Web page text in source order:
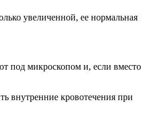
увеличенной, ее нормальная
под микроскопом и, если вместо
внутренние кровотечения при